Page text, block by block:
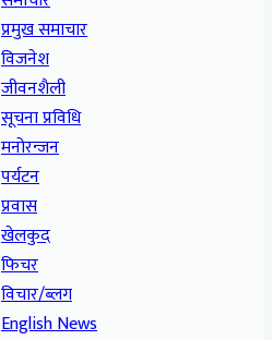
प्रमुख समाचार
विजनेश
जीवनशैली
सूचना प्रविधि
मनोरन्जन
पर्यटन
प्रवास
खेलकुद
फिचर
विचार/ब्लग
English News